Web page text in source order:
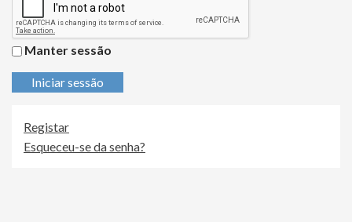
Manter sessão
Iniciar sessão
Registar
Esqueceu-se da senha?